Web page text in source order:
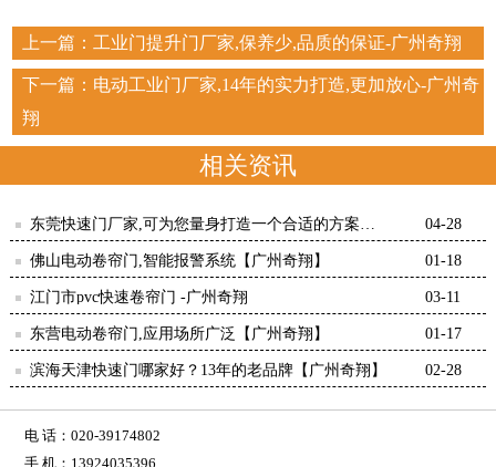
上一篇： 工业门提升门厂家,保养少,品质的保证-广州奇翔
下一篇： 电动工业门厂家,14年的实力打造,更加放心-广州奇
翔
相关资讯
东莞快速门厂家,可为您量身打造一个合适的方案！
【广州奇翔】
04-28
佛山电动卷帘门,智能报警系统【广州奇翔】 01-18
江门市pvc快速卷帘门 -广州奇翔 03-11
东营电动卷帘门,应用场所广泛【广州奇翔】 01-17
滨海天津快速门哪家好？13年的老品牌【广州奇翔】 02-28
电 话：020-39174802
手 机：13924035396